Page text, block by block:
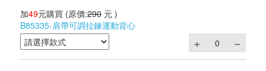
加49元購買 (原價:290 元 )
B85335-肩帶可調拉鍊運動背心